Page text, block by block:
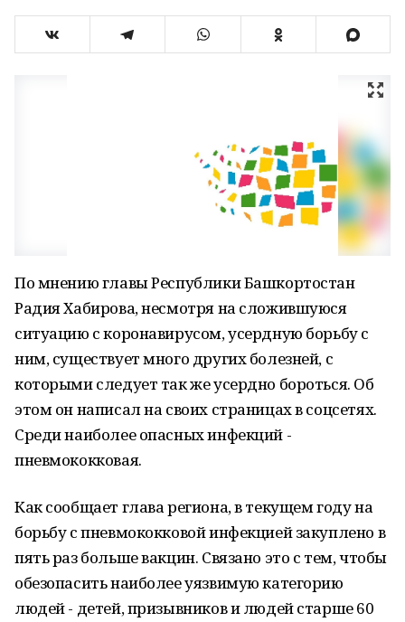
По мнению главы Республики Башкортостан
Радия Хабирова, несмотря на сложившуюся
ситуацию с коронавирусом, усердную борьбу с
ним, существует много других болезней, с
которыми следует так же усердно бороться. Об
этом он написал на своих страницах в соцсетях.
Среди наиболее опасных инфекций -
пневмококковая.
Как сообщает глава региона, в текущем году на
борьбу с пневмококковой инфекцией закуплено в
пять раз больше вакцин. Связано это с тем, чтобы
обезопасить наиболее уязвимую категорию
людей - детей, призывников и людей старше 60